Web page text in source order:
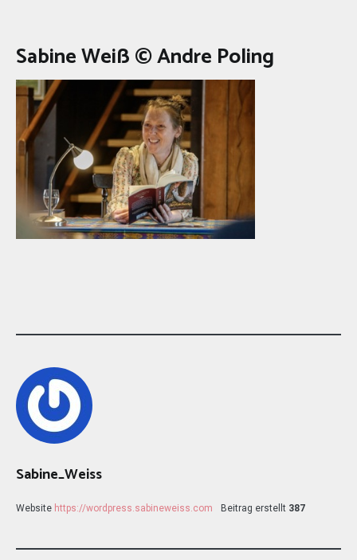
Sabine Weiß © Andre Poling
Sabine_Weiss
Website https://wordpress.sabineweiss.com Beitrag erstellt 387